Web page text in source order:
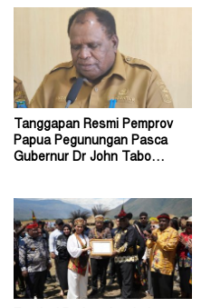
Tanggapan Resmi Pemprov
Papua Pegunungan Pasca
Gubernur Dr John Tabo